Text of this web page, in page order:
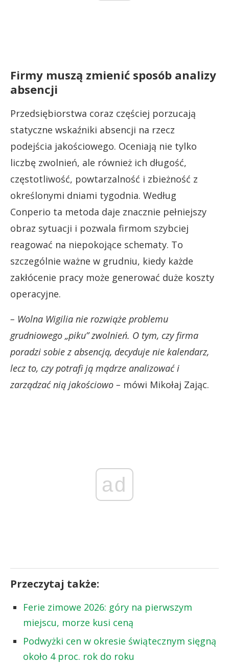
Firmy muszą zmienić sposób analizy
absencji
Przedsiębiorstwa coraz częściej porzucają
statyczne wskaźniki absencji na rzecz
podejścia jakościowego. Oceniają nie tylko
liczbę zwolnień, ale również ich długość,
częstotliwość, powtarzalność i zbieżność z
określonymi dniami tygodnia. Według
Conperio ta metoda daje znacznie pełniejszy
obraz sytuacji i pozwala firmom szybciej
reagować na niepokojące schematy. To
szczególnie ważne w grudniu, kiedy każde
zakłócenie pracy może generować duże koszty
operacyjne.
– Wolna Wigilia nie rozwiąże problemu
grudniowego „piku” zwolnień. O tym, czy firma
poradzi sobie z absencją, decyduje nie kalendarz,
lecz to, czy potrafi ją mądrze analizować i
zarządzać nią jakościowo – mówi Mikołaj Zając.
ad
Przeczytaj także:
Ferie zimowe 2026: góry na pierwszym
miejscu, morze kusi ceną
Podwyżki cen w okresie świątecznym sięgną
około 4 proc. rok do roku